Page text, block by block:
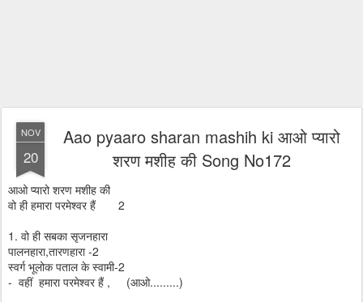
NOV
20
Aao pyaaro sharan mashih ki आओ प्यारो
शरण मशीह की Song No172
आओ प्यारो शरण मशीह की
वो ही हमारा परमेश्वर हैं 2
1. वो ही सबका सृजनहारा
पालनहारा,तारणहारा -2
स्वर्ग भूलोक पताल के स्वामी-2
- वहीं हमारा परमेश्वर हैं , (आओ.........)